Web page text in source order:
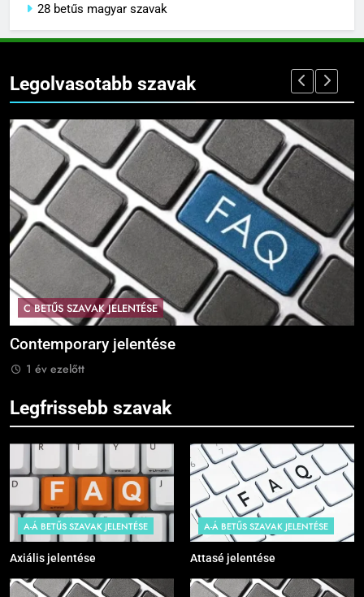
28 betűs magyar szavak
Legolvasotabb szavak
C BETŰS SZAVAK JELENTÉSE
Contemporary jelentése
1 év ezelőtt
Legfrissebb szavak
A-Á BETŰS SZAVAK JELENTÉSE
Axiális jelentése
A-Á BETŰS SZAVAK JELENTÉSE
Attasé jelentése